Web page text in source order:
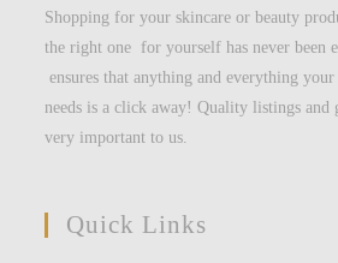
Shopping for your skincare or beauty
the right one for yourself has never been
ensures that anything and everything
needs is a click away! Quality listings and
very important to us.
Quick Links